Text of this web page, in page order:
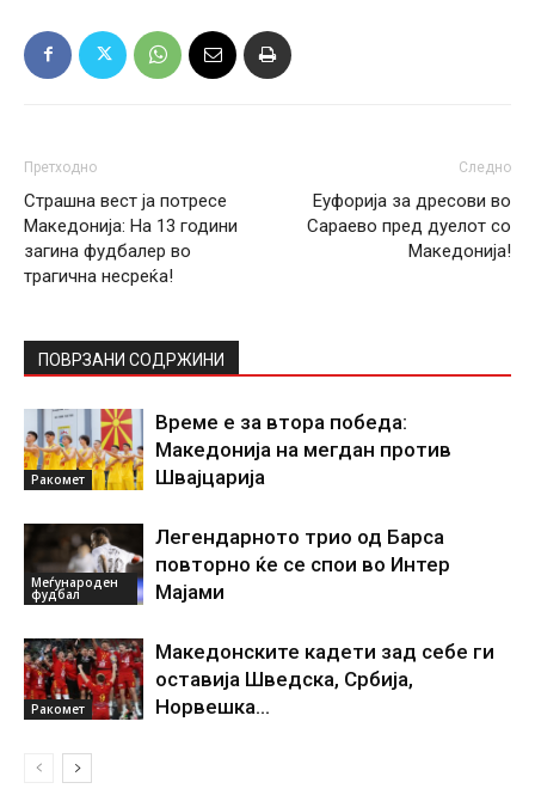
Претходно
Страшна вест ја потресе
Македонија: На 13 години
загина фудбалер во
трагична несреќа!
Следно
Еуфорија за дресови во
Сараево пред дуелот со
Македонија!
ПОВРЗАНИ СОДРЖИНИ
Ракомет
Време е за втора победа:
Македонија на мегдан против
Швајцарија
Меѓународен
фудбал
Легендарното трио од Барса
повторно ќе се спои во Интер
Мајами
Ракомет
Македонските кадети зад себе ги
оставија Шведска, Србија,
Норвешка…